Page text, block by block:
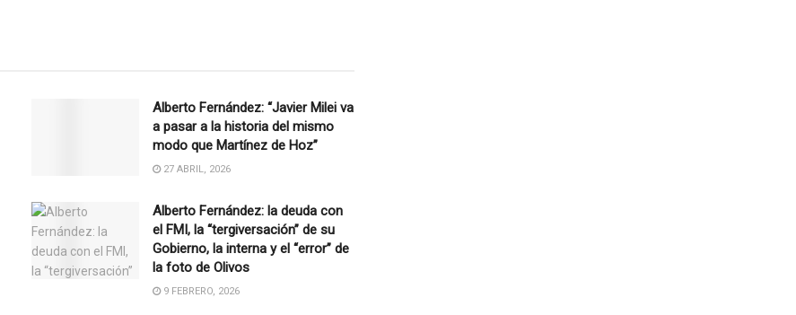
Alberto Fernández: “Javier Milei va
a pasar a la historia del mismo
modo que Martínez de Hoz”
27 ABRIL, 2026
Alberto Fernández: la deuda con
el FMI, la “tergiversación” de su
Gobierno, la interna y el “error” de
la foto de Olivos
9 FEBRERO, 2026